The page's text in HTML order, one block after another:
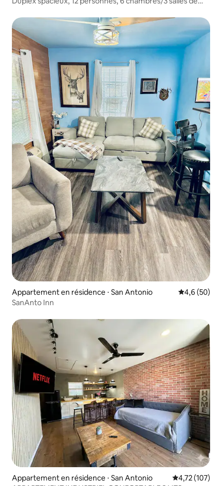
Appartement en résidence ⋅ San Antonio Évaluation
4,6 (50)
SanAnto Inn
Appartement en résidence ⋅ San Antonio Évaluation
4,72 (107)